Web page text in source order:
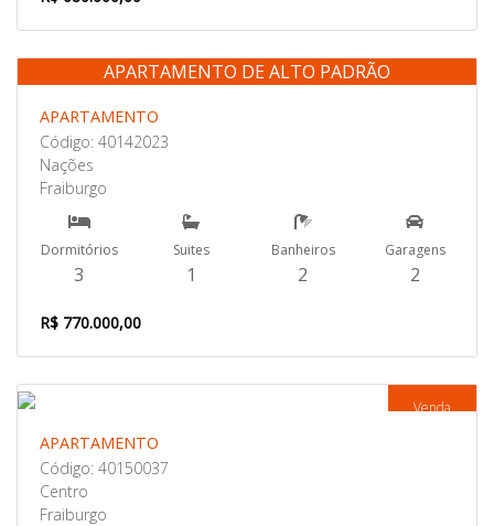
Venda
APARTAMENTO DE ALTO PADRÃO
APARTAMENTO
Código: 40142023
Nações
Fraiburgo
Dormitórios
3
Suites
1
Banheiros
2
Garagens
2
R$ 770.000,00
Venda
APARTAMENTO
Código: 40150037
Centro
Fraiburgo